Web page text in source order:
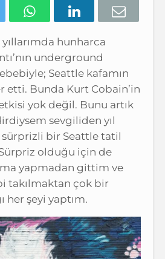
hunharca
underground
Seattle kafamın
etti. Bunda Kurt Cobain’in
yok değil. Bunu artık
sevgiliden yıl
bir Seattle tatil
olduğu için de
yapmadan gittim ve
takılmaktan çok bir
her şeyi yaptım.